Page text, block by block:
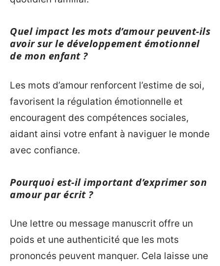
Quel impact les mots d’amour peuvent-ils
avoir sur le développement émotionnel
de mon enfant ?
Les mots d’amour renforcent l’estime de soi,
favorisent la régulation émotionnelle et
encouragent des compétences sociales,
aidant ainsi votre enfant à naviguer le monde
avec confiance.
Pourquoi est-il important d’exprimer son
amour par écrit ?
Une lettre ou message manuscrit offre un
poids et une authenticité que les mots
prononcés peuvent manquer. Cela laisse une